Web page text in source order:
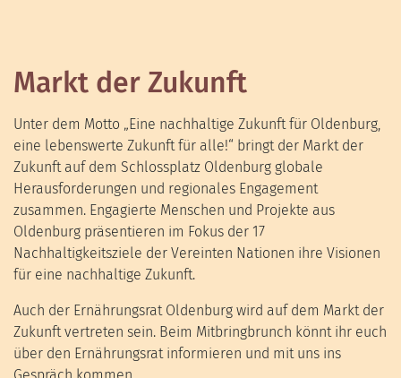
Markt der Zukunft
Unter dem Motto „Eine nachhaltige Zukunft für Oldenburg,
eine lebenswerte Zukunft für alle!“ bringt der Markt der
Zukunft auf dem Schlossplatz Oldenburg globale
Herausforderungen und regionales Engagement
zusammen. Engagierte Menschen und Projekte aus
Oldenburg präsentieren im Fokus der 17
Nachhaltigkeitsziele der Vereinten Nationen ihre Visionen
für eine nachhaltige Zukunft.
Auch der Ernährungsrat Oldenburg wird auf dem Markt der
Zukunft vertreten sein. Beim Mitbringbrunch könnt ihr euch
über den Ernährungsrat informieren und mit uns ins